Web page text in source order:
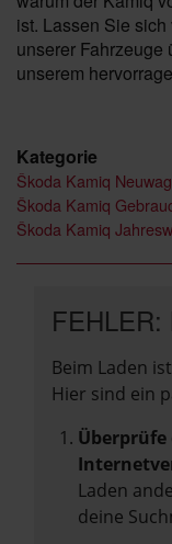
ist. Lassen Sie
unserer Fahrzeuge
unserem
Kategorie
Škoda Kamiq
Škoda Kamiq
Škoda Kamiq
Beim Laden
Hier sind ein
Laden
deine